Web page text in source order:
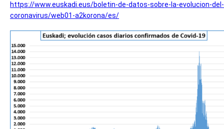
https://www.euskadi.eus/boletin-de-datos-sobre-la-evolucion-del-
coronavirus/web01-a2korona/es/